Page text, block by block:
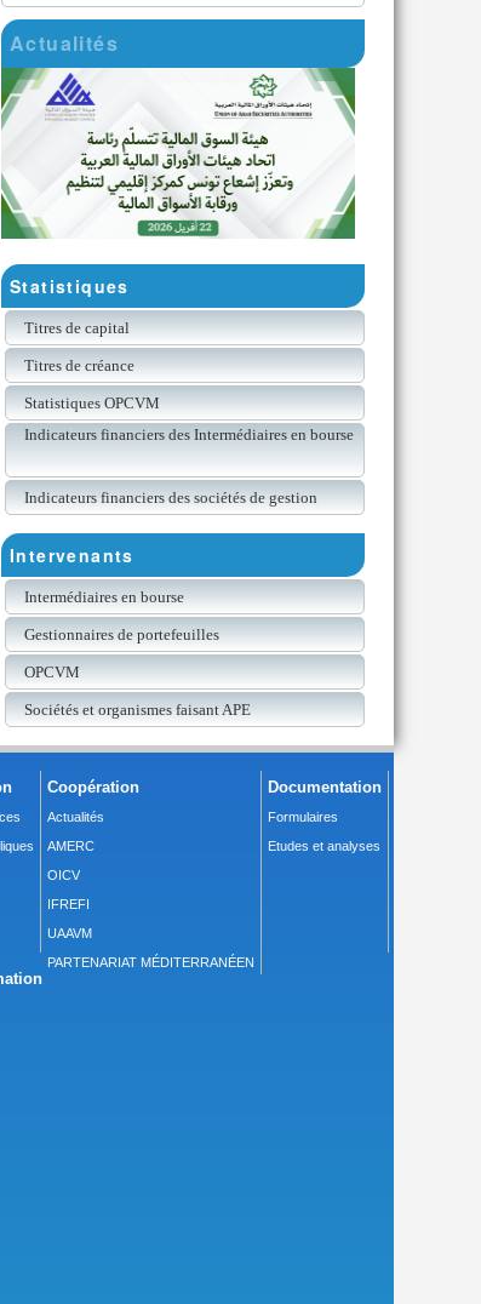
Actualités
Statistiques
Titres de capital
Titres de créance
Statistiques OPCVM
Indicateurs financiers des Intermédiaires en bourse
Indicateurs financiers des sociétés de gestion
Intervenants
Intermédiaires en bourse
Gestionnaires de portefeuilles
OPCVM
Sociétés et organismes faisant APE
Coopération
Actualités
AMERC
OICV
IFREFI
UAAVM
PARTENARIAT MÉDITERRANÉEN
Documentation
Formulaires
Etudes et analyses